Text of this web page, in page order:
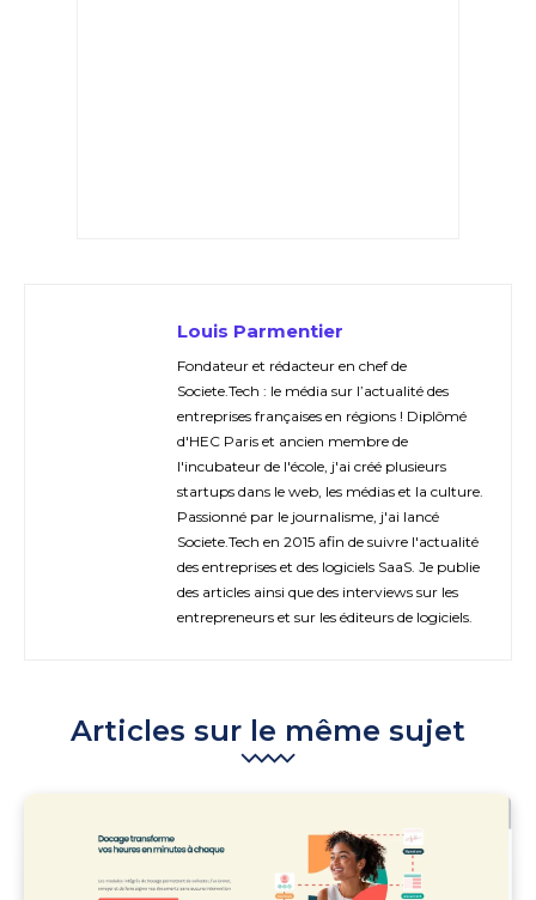
Louis Parmentier
Fondateur et rédacteur en chef de
Societe.Tech : le média sur l’actualité des
entreprises françaises en régions ! Diplômé
d'HEC Paris et ancien membre de
l'incubateur de l'école, j'ai créé plusieurs
startups dans le web, les médias et la culture.
Passionné par le journalisme, j'ai lancé
Societe.Tech en 2015 afin de suivre l'actualité
des entreprises et des logiciels SaaS. Je publie
des articles ainsi que des interviews sur les
entrepreneurs et sur les éditeurs de logiciels.
Articles sur le même sujet